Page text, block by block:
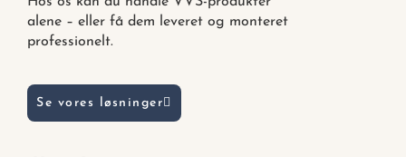
alene – eller få dem leveret og monteret
professionelt.
Se vores løsninger